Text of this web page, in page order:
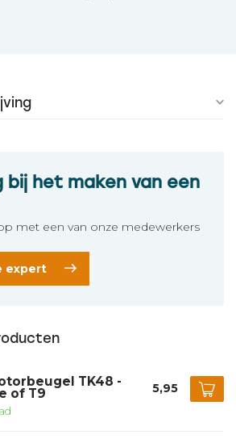
bij het maken van een
met een van onze medewerkers
expert
TK48 -
of T9 5,95